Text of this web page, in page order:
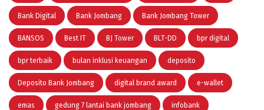
Bank Digital Bank Jombang Bank Jombang Tower
BANSOS Best IT BJ Tower BLT-DD bpr digital
bpr terbaik bulan inklusi keuangan deposito
Deposito Bank Jombang digital brand award e-wallet
emas gedung 7 lantai bank jombang infobank